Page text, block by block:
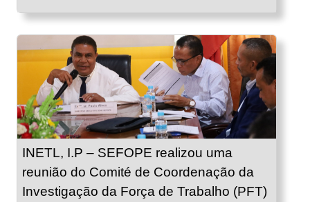
INETL, I.P – SEFOPE realizou uma
reunião do Comité de Coordenação da
Investigação da Força de Trabalho (PFT)